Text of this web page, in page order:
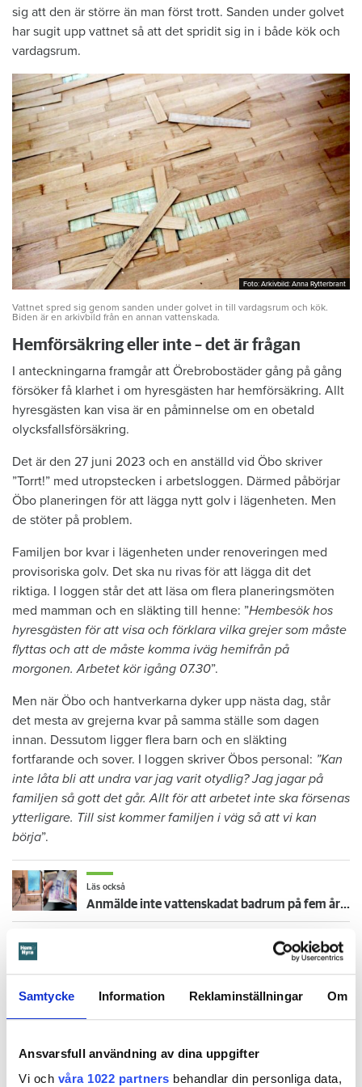
Samtycke Information Reklaminställningar Om
Ansvarsfull användning av dina uppgifter
Vi och våra 1022 partners behandlar din personliga data,
sig att den är större än man först trott. Sanden under golvet
har sugit upp vattnet så att det spridit sig in i både kök och
vardagsrum.
Foto: Arkivbild: Anna Rytterbrant
Foto: Arkivbild: Anna Rytterbrant
Vattnet spred sig genom sanden under golvet in till vardagsrum och kök.
Biden är en arkivbild från en annan vattenskada.
Hemförsäkring eller inte – det är frågan
I anteckningarna framgår att Örebrobostäder gång på gång
försöker få klarhet i om hyresgästen har hemförsäkring. Allt
hyresgästen kan visa är en påminnelse om en obetald
olycksfallsförsäkring.
Det är den 27 juni 2023 och en anställd vid Öbo skriver
”Torrt!” med utropstecken i arbetsloggen. Därmed påbörjar
Öbo planeringen för att lägga nytt golv i lägenheten. Men
de stöter på problem.
Familjen bor kvar i lägenheten under renoveringen med
provisoriska golv. Det ska nu rivas för att lägga dit det
riktiga. I loggen står det att läsa om flera planeringsmöten
med mamman och en släkting till henne: ”Hembesök hos
hyresgästen för att visa och förklara vilka grejer som måste
flyttas och att de måste komma iväg hemifrån på
morgonen. Arbetet kör igång 07.30”.
Men när Öbo och hantverkarna dyker upp nästa dag, står
det mesta av grejerna kvar på samma ställe som dagen
innan. Dessutom ligger flera barn och en släkting
fortfarande och sover. I loggen skriver Öbos personal: ”Kan
inte låta bli att undra var jag varit otydlig? Jag jagar på
familjen så gott det går. Allt för att arbetet inte ska försenas
ytterligare. Till sist kommer familjen i väg så att vi kan
börja”.
Läs också
Anmälde inte vattenskadat badrum på fem år – krävs på 125 000 kronor
Mamman bär ansvar
Notan för att åtgärda vattenskadan landade på 274 885
kronor.
I stämningsansökan skriver Öbos ombud att även om det
mamman som står på kontraktet. Därmed bär hon ansvar för
lägenheten. Och eftersom mamman inte har hindrat barnet